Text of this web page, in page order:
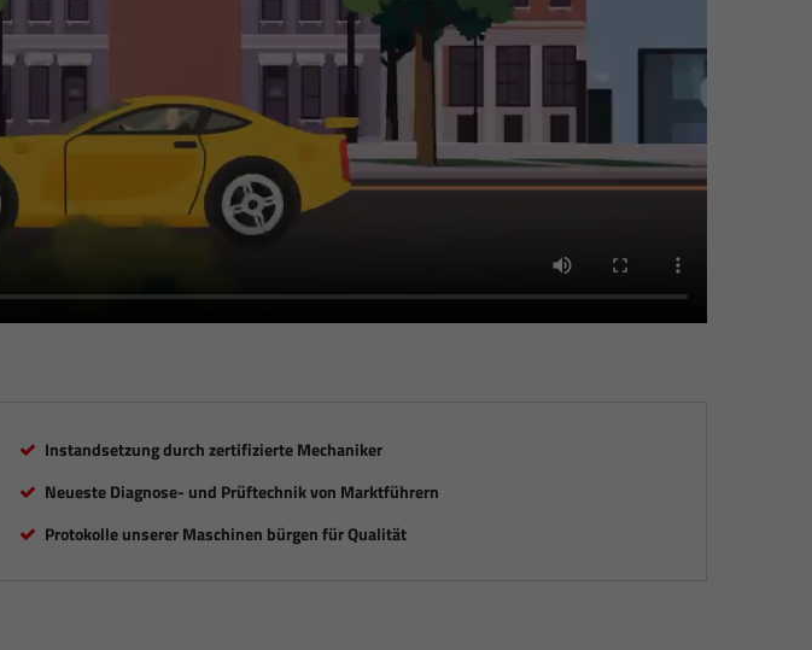
Instandsetzung durch zertifizierte Mechaniker
Neueste Diagnose- und Prüftechnik von Marktführern
Protokolle unserer Maschinen bürgen für Qualität